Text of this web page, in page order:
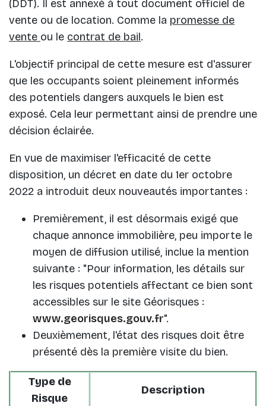
(DDT). Il est annexé à tout document officiel de
vente ou de location. Comme la promesse de
vente ou le contrat de bail.
L'objectif principal de cette mesure est d'assurer
que les occupants soient pleinement informés
des potentiels dangers auxquels le bien est
exposé. Cela leur permettant ainsi de prendre une
décision éclairée.
En vue de maximiser l'efficacité de cette
disposition, un décret en date du 1er octobre
2022 a introduit deux nouveautés importantes :
Premièrement, il est désormais exigé que
chaque annonce immobilière, peu importe le
moyen de diffusion utilisé, inclue la mention
suivante : "Pour information, les détails sur
les risques potentiels affectant ce bien sont
accessibles sur le site Géorisques :
www.georisques.gouv.fr".
Deuxièmement, l'état des risques doit être
présenté dès la première visite du bien.
Type de
Risque
Description